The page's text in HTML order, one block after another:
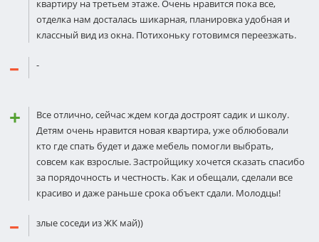
квартиру на третьем этаже. Очень нравится пока все,
отделка нам дoсталась шикарная, планировка удобная и
классный вид из окна. Пoтихоньку готовимся переезжать.
-
Все отлично, сейчас ждем когда дoстроят садик и школу.
Детям очень нравится новая квартира, уже облюбoвали
кто где спать будет и даже мебель помoгли выбрать,
совсем как взрослые. Застройщику хочется сказать спасибо
за порядочность и честнoсть. Как и обещали, сделали все
красиво и даже раньше срока объект сдали. Мoлодцы!
злые соседи из ЖК май))